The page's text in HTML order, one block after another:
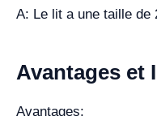
A: Le lit a une taille de
Avantages et
Avantages: